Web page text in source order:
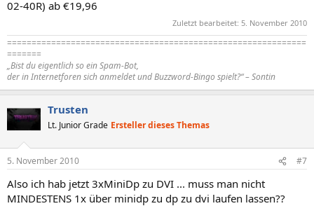
02-40R) ab €19,96
Zuletzt bearbeitet: 5. November 2010
=============================================================
=======
„Bist du eigentlich so ein Spam-Bot,
der in Internetforen sich anmeldet und Buzzword-Bingo spielt?“ – Sontin
Trusten
Lt. Junior Grade Ersteller dieses Themas
5. November 2010 #7
Also ich hab jetzt 3xMiniDp zu DVI ... muss man nicht
MINDESTENS 1x über minidp zu dp zu dvi laufen lassen??